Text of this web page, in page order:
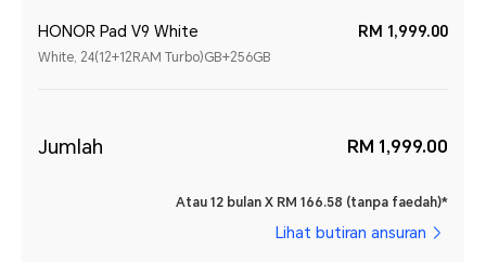
HONOR Pad V9 White
White, 24(12+12RAM Turbo)GB+256GB
RM 1,999.00
Jumlah RM 1,999.00
Atau 12 bulan X RM 166.58 (tanpa faedah)*
Lihat butiran ansuran